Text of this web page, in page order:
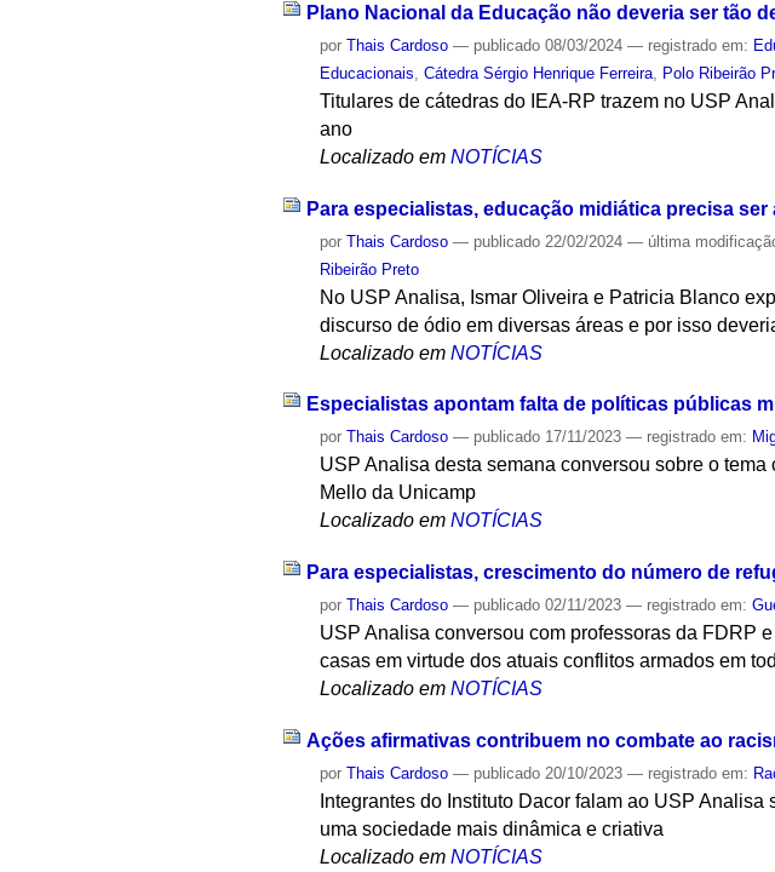
Plano Nacional da Educação não deveria ser tão
porThais Cardoso — publicado 08/03/2024— registrado em:
Educacionais ,Cátedra Sérgio Henrique Ferreira Polo Ribeirão
Titulares de cátedras do IEA-RP trazem no USP
ano
Localizado em NOTÍCIAS
Para especialistas, educação midiática precisa
porThais Cardoso — publicado 22/02/2024— última
Ribeirão Preto
No USP Analisa, Ismar Oliveira e Patricia Blanco
discurso de ódio em diversas áreas e por isso
Localizado em NOTÍCIAS
Especialistas apontam falta de políticas públicas
porThais Cardoso — publicado 17/11/2023— registrado em:
USP Analisa desta semana conversou sobre o
Mello da Unicamp
Localizado em NOTÍCIAS
Para especialistas, crescimento do número de
porThais Cardoso — publicado 02/11/2023— registrado em:
USP Analisa conversou com professoras da FDRP
casas em virtude dos atuais conflitos armados em
Localizado em NOTÍCIAS
Ações afirmativas contribuem no combate ao
porThais Cardoso — publicado 20/10/2023— registrado em:
Integrantes do Instituto Dacor falam ao USP
uma sociedade mais dinâmica e criativa
Localizado em NOTÍCIAS